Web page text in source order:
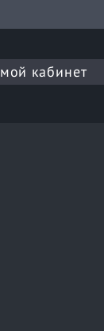
мой кабинет